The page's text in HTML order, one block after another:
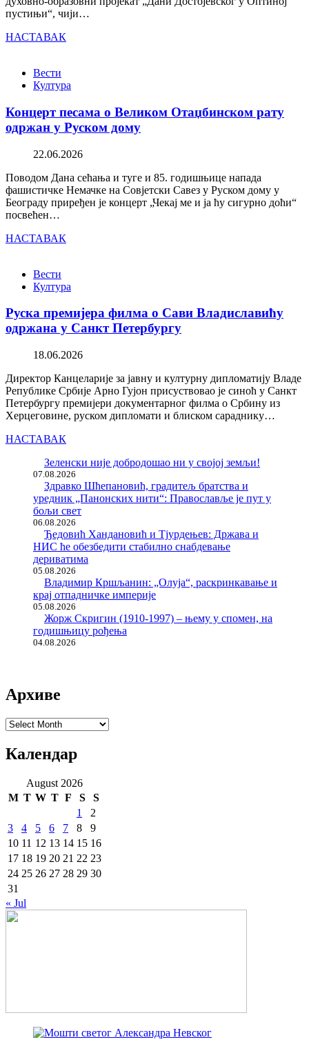
пустињи“, чији…
НАСТАВАК
Вести
Култура
Концерт песама о Великом Отаџбинском рату
одржан у Руском дому
22.06.2026
Поводом Дана сећања и туге и 85. годишњице напада
фашистичке Немачке на Совјетски Савез у Руском дому у
Београду приређен је концерт „Чекај ме и ја ћу сигурно доћи“
посвећен…
НАСТАВАК
Вести
Култура
Руска премијера филма о Сави Владиславићу
одржана у Санкт Петербургу
18.06.2026
Директор Канцеларије за јавну и културну дипломатију Владе
Републике Србије Арно Гујон присуствовао је синоћ у Санкт
Петербургу премијери документарног филма о Србину из
Херцеговине, руском дипломати и блиском сараднику…
НАСТАВАК
Зеленски није добродошао ни у својој земљи!
07.08.2026
Здравко Шћепановић, градитељ братства и
уредник „Панонских нити“: Православље је пут у
бољи свет
06.08.2026
Ђедовић Хандановић и Тјурдењев: Држава и
НИС ће обезбедити стабилно снабдевање
дериватима
05.08.2026
Владимир Кршљанин: „Олуја“, раскринкавање и
крај отпадничке империје
05.08.2026
Жорж Скригин (1910-1997) – њему у спомен, на
годишњицу рођења
04.08.2026
Архиве
Архиве
Календар
August 2026
M T W T F S
S
1
2
3
4 5 6 7 8
9
10 11 12 13 14 15 16
17 18 19 20 21 22 23
24 25 26 27 28 29 30
31
« Jul